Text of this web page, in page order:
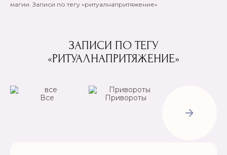
магии. Записи по тегу «ритуалнапритяжение»
ЗАПИСИ ПО ТЕГУ
«РИТУАЛНАПРИТЯЖЕНИЕ»
Все
Привороты
Рассорки